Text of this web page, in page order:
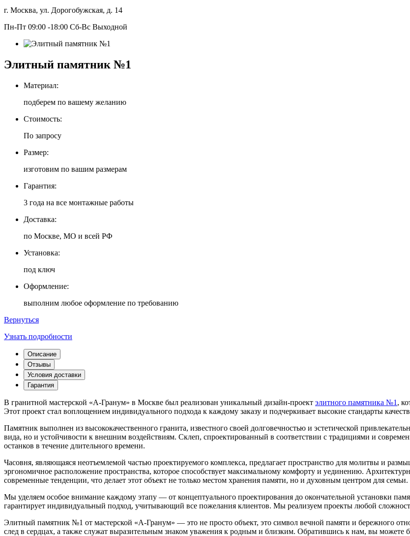
г. Москва, ул. Дорогобужская, д. 14
Пн-Пт 09:00 -18:00 Сб-Вс Выходной
Элитный памятник №1
Материал:
подберем по вашему желанию
Стоимость:
По запросу
Размер:
изготовим по вашим размерам
Гарантия:
3 года на все монтажные работы
Доставка:
по Москве, МО и всей РФ
Установка:
под ключ
Оформление:
выполним любое оформление по требованию
Вернуться
Узнать подробности
Описание
Отзывы
Условия доставки
Гарантия
В гранитной мастерской «А-Гранум» в Москве был реализован уникальный дизайн-проект элитного памятника №1 ,
Этот проект стал воплощением индивидуального подхода к каждому заказу и подчеркивает высокие стандарты
Памятник выполнен из высококачественного гранита, известного своей долговечностью и эстетической
вида, но и устойчивости к внешним воздействиям. Склеп, спроектированный в соответствии с традициями и
останков в течение длительного времени.
Часовня, являющаяся неотъемлемой частью проектируемого комплекса, предлагает пространство для молитвы и
эргономичное расположение пространства, которое способствует максимальному комфорту и уединению.
современные тенденции, что делает этот объект не только местом хранения памяти, но и духовным центром для семьи.
Мы уделяем особое внимание каждому этапу — от концептуального проектирования до окончательной установки
гарантирует индивидуальный подход, учитывающий все пожелания клиентов. Мы реализуем проекты любой
Элитный памятник №1 от мастерской «А-Гранум» — это не просто объект, это символ вечной памяти и бережного
след в сердцах, а также служат выразительным знаком уважения к родным и близким. Обратившись к нам, вы можете